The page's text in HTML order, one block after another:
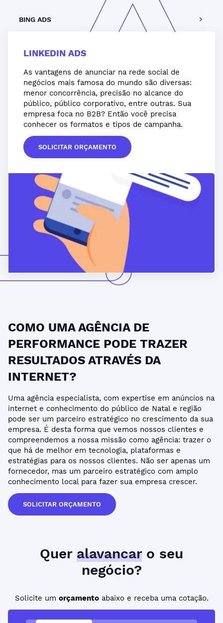
BING ADS
LINKEDIN ADS
As vantagens de anunciar na rede social de
negócios mais famosa do mundo são diversas:
menor concorrência, precisão no alcance do
público, público corporativo, entre outras. Sua
empresa foca no B2B? Então você precisa
conhecer os formatos e tipos de campanha.
SOLICITAR ORÇAMENTO
COMO UMA AGÊNCIA DE
PERFORMANCE PODE TRAZER
RESULTADOS ATRAVÉS DA
INTERNET?
Uma agência especialista, com expertise em anúncios na
internet e conhecimento do público de Natal e região
pode ser um parceiro estratégico no crescimento da sua
empresa. É desta forma que vemos nossos clientes e
compreendemos a nossa missão como agência: trazer o
que há de melhor em tecnologia, plataformas e
estratégias para os nossos clientes. Não ser apenas um
fornecedor, mas um parceiro estratégico com amplo
conhecimento local para fazer sua empresa crescer.
SOLICITAR ORÇAMENTO
Quer alavancaro seu
negócio?
Solicite um orçamentoabaixo e receba uma cotação.